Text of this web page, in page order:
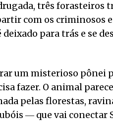
três forasteiros
com os criminosos
para trás e se
um misterioso pônei
fazer. O animal
pelas florestas,
― que vai